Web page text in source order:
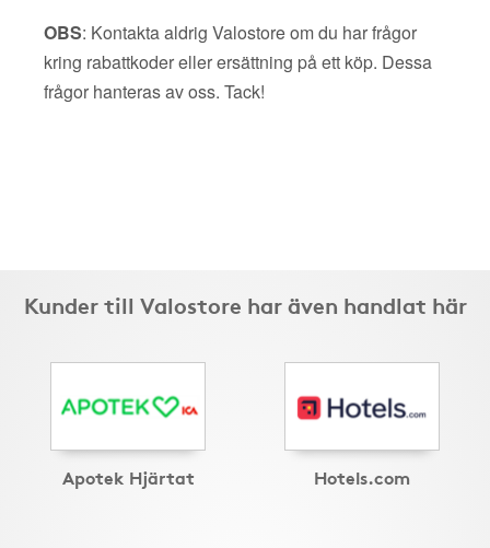
OBS: Kontakta aldrig Valostore om du har frågor
kring rabattkoder eller ersättning på ett köp. Dessa
frågor hanteras av oss. Tack!
Kunder till Valostore har även handlat här
Apotek Hjärtat Hotels.com